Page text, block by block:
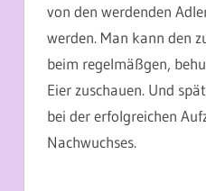
von den werdenden
werden. Man kann den
beim regelmäßgen,
Eier zuschauen. Und
bei der erfolgreichen
Nachwuchses.